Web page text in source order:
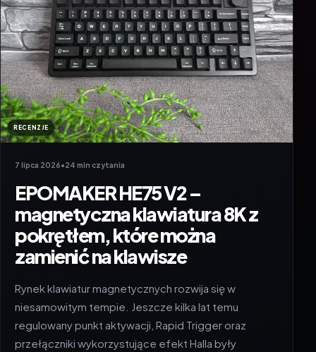
RECENZJE
7 lipca 2026•24 min czytania
EPOMAKER HE75 V2 –
magnetyczna klawiatura 8K z
pokrętłem, które można
zamienić na klawisze
Rynek klawiatur magnetycznych rozwija się w
niesamowitym tempie. Jeszcze kilka lat temu
regulowany punkt aktywacji, Rapid Trigger oraz
przełączniki wykorzystujące efekt Halla były